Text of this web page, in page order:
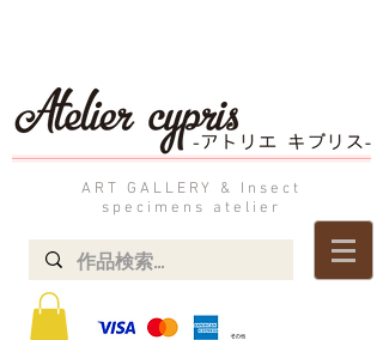
ART GALLERY & Insect
specimens atelier